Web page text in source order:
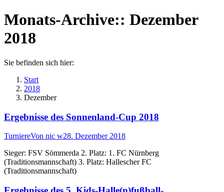
Monats-Archive:: Dezember
2018
Sie befinden sich hier:
Start
2018
Dezember
Ergebnisse des Sonnenland-Cup 2018
TurniereVon nic w28. Dezember 2018
Sieger: FSV Sömmerda 2. Platz: 1. FC Nürnberg
(Traditionsmannschaft) 3. Platz: Hallescher FC
(Traditionsmannschaft)